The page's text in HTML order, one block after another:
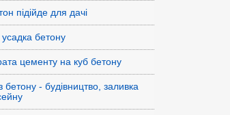
підійде для дачі
бетону
цементу на куб бетону
бетону - будівництво, заливка